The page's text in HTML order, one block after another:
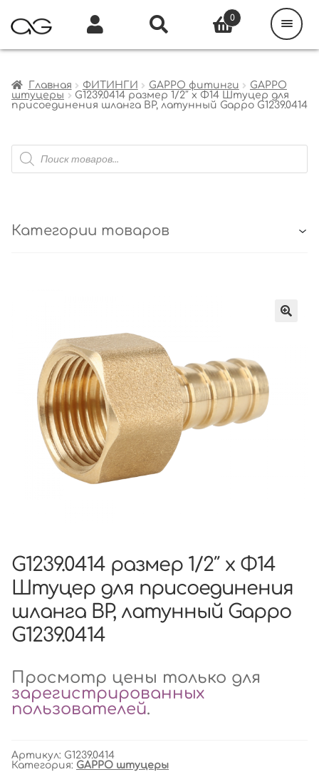
Главная ФИТИНГИ GAPPO фитинги
GAPPO
штуцеры
G1239.0414 размер 1/2″ x Φ14 Штуцер для
присоединения шланга ВР, латунный Gappo G1239.0414
Поиск
товаров
Категории товаров
G1239.0414 размер 1/2″ x Φ14
Штуцер для присоединения
шланга ВР, латунный Gappo
G1239.0414
Просмотр цены только для
зарегистрированных
пользователей.
Артикул: G1239.0414
Категория: GAPPO штуцеры
0